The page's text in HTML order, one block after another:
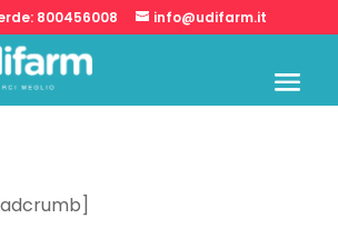
800456008 info@udifarm.it